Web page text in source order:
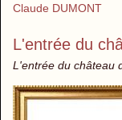
Claude DUMONT
L'entrée du
L'entrée du château